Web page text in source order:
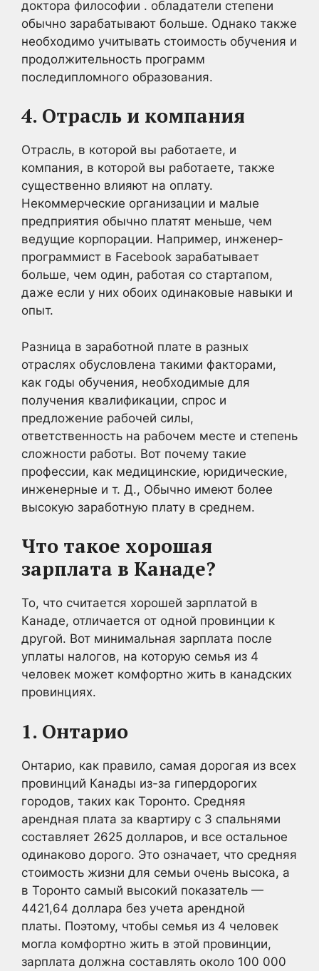
доктора философии . обладатели степени
обычно зарабатывают больше. Однако также
необходимо учитывать стоимость обучения и
продолжительность программ
последипломного образования.
4. Отрасль и компания
Отрасль, в которой вы работаете, и
компания, в которой вы работаете, также
существенно влияют на оплату.
Некоммерческие организации и малые
предприятия обычно платят меньше, чем
ведущие корпорации. Например, инженер-
программист в Facebook зарабатывает
больше, чем один, работая со стартапом,
даже если у них обоих одинаковые навыки и
опыт.
Разница в заработной плате в разных
отраслях обусловлена такими факторами,
как годы обучения, необходимые для
получения квалификации, спрос и
предложение рабочей силы,
ответственность на рабочем месте и степень
сложности работы. Вот почему такие
профессии, как медицинские, юридические,
инженерные и т. Д., Обычно имеют более
высокую заработную плату в среднем.
Что такое хорошая
зарплата в Канаде?
То, что считается хорошей зарплатой в
Канаде, отличается от одной провинции к
другой. Вот минимальная зарплата после
уплаты налогов, на которую семья из 4
человек может комфортно жить в канадских
провинциях.
1. Онтарио
Онтарио, как правило, самая дорогая из всех
провинций Канады из-за гипердорогих
городов, таких как Торонто. Средняя
арендная плата за квартиру с 3 спальнями
составляет 2625 долларов, и все остальное
одинаково дорого. Это означает, что средняя
стоимость жизни для семьи очень высока, а
в Торонто самый высокий показатель —
4421,64 доллара без учета арендной
платы. Поэтому, чтобы семья из 4 человек
могла комфортно жить в этой провинции,
зарплата должна составлять около 100 000